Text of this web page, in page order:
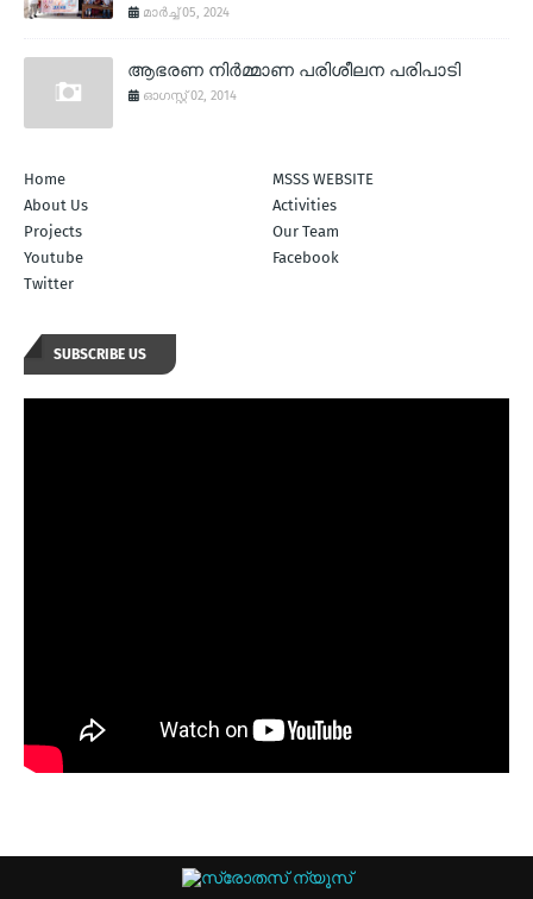
മാർച്ച് 05, 2024
ആഭരണ നിര്‍മ്മാണ പരിശീലന പരിപാടി
ഓഗസ്റ്റ് 02, 2014
Home
MSSS WEBSITE
About Us
Activities
Projects
Our Team
Youtube
Facebook
Twitter
SUBSCRIBE US